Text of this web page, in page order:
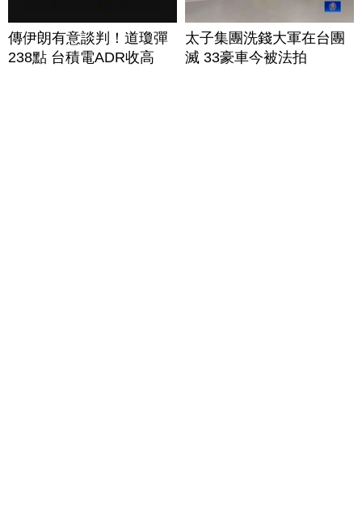
傳伊朗有意談判！道瓊彈
238點 台積電ADR收高
太子集團洗錢大軍在台團
滅 33豪車今被法拍